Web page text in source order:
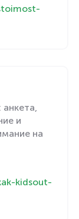
анкета,
и
на
kidsout-